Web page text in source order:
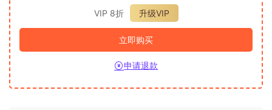
VIP 8折
升级VIP
立即购买
申请退款